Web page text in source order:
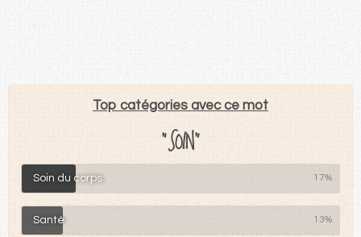
Top catégories avec ce mot
"SOIN"
Soin du corps 17%
Santé 13%